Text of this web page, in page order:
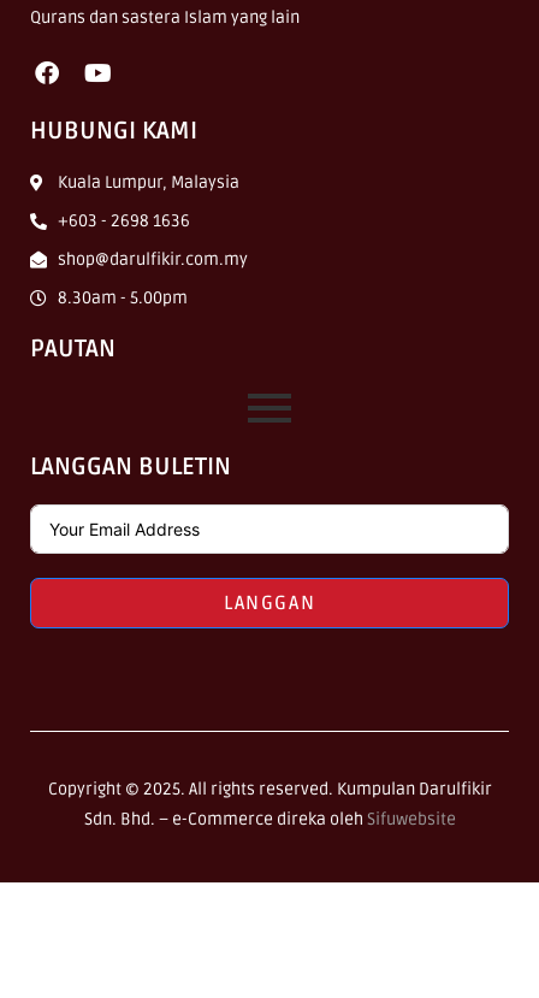
Qurans dan sastera Islam yang lain
HUBUNGI KAMI
Kuala Lumpur, Malaysia
+603 - 2698 1636
shop@darulfikir.com.my
8.30am - 5.00pm
PAUTAN
LANGGAN BULETIN
LANGGAN
Copyright © 2025. All rights reserved. Kumpulan Darulfikir
Sdn. Bhd. – e-Commerce direka oleh Sifuwebsite